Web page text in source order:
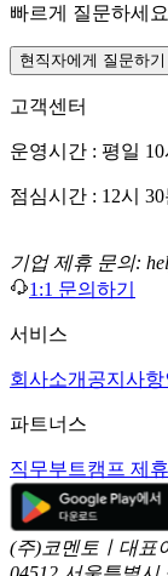
빠르게 질문하세
현직자에게 질문하기
고객센터
운영시간 : 평일
점심시간 : 12시 30
기업 제휴 문의:
1:1 문의하기
서비스
회사소개 공지사항
파트너스
직무부트캠프 제휴
(주)코멘토ㅣ대표